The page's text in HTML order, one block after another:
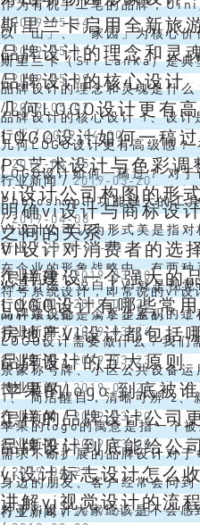
构建了一个不断变化的“窗格”
作为有机手工皂的品牌，
于此类产品在当地市场尚不成
设计目标是将其与普通肥皂
以「山」、「家园」为核心
在驳二艺术特区举办的2019
识别提案，配色与风格十...
斯里兰卡启用全新旅
斯里兰卡（Sri Lanka）是典
你梦想的事物都应有尽有。
带森林和丰富的生物种类，
/2019-05-14
品牌设计的理念和灵
品牌设计的理念和灵魂是什
魂是什么，谈到品牌设计这个
的话题。也许还有许多的企
/2019-05-11
品牌设计的核心设计
品牌设计的核心设计 1、设
如果我们把品牌理解成一座冰
制度、员工行为、组织结构、
/2019-05-09
几何LOGO设计更有
几何LOGO设计更有高级感？
中，几何图形是一个非常常
君分享这篇文章，想跟大家
/2019-05-07
LOGO设计如何一稿
LOGO设计如何一稿过？ 对
终极难题 毕竟改稿无数遍之
和认知框架里，设计师设...
行业/2019-04-30
PS艺术设计与色彩调
Photoshop中功能强大的工
的颜色和色调(亮度、暗度和
之前，需要考虑下面一些事
/2019-04-25
vi设计公司构图的形
VI设计公司认为形式美是指
用，包括自然对象、社会事物
受为目的总结、推演出来的
行业新闻 /2019-03-20
明确vi设计与商标设
之间的关系
在企业的形象战略中，有两
符号系统设计，即常说的vi
两种系统都是属于企业的一
/2019-04-08
VI设计对消费者的选
VI是什么？说白了VI就是视
系统的重要组成部分，它主
理念、经营方针、企业使命
行业/2019-04-02
怎样建设一个强大的
品牌建设是一个逐步累积的
实基础，后期才能继续成熟和
品牌还是对现有品牌进行升级
行业新闻/2019-03-30
LOGO设计有哪些常
LOGO设计需要做什么？我们
牌的理念，我们要传达给消费
LOGO设计时需要提炼企业
行业新闻/2019-03-28
房地产VI设计都包括
景象称号牌、小区公共设备
牌、环保垃圾桶、休闲椅、健
牌等。 2、会所标识广告牌。
行业新闻/2019-03-26
品牌设计的五大原则
1、 简洁醒目，清晰可辨 2、
易发音，利于通用 4、品牌
符合传统民俗，为公众喜闻
行业新闻/2019-03-23
苹果的logo 到底被
苹果的logo的寓意是指一个
苹果公司的理念是只有不完美
当然百度百科所提供的苹果
行业新闻/2019-03-21
怎样的品牌设计公司
需求不断扩展的品牌设计对
要，其所承担的使命巨大。
注重通过专业靠谱的品牌设
行业新闻/2019-03-20
品牌设计到底能给公
身边的朋友、客户经常会问
一款logo，那它到底能给公
行业新闻/2019-03-20
vi设计标志设计怎么
对于vi设计大家应该是不会
/2019-04-27
讲解vi视觉设计的流
行业新闻/2019-03-20